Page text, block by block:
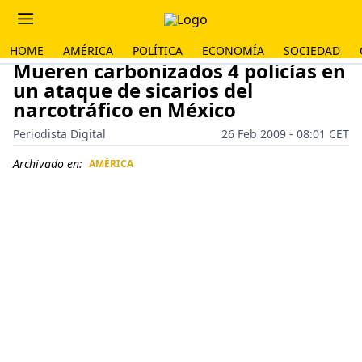
HOME AMÉRICA POLÍTICA ECONOMÍA SOCIEDAD
Mueren carbonizados 4 policías en
un ataque de sicarios del
narcotráfico en México
Periodista Digital
26 Feb 2009 - 08:01 CET
Archivado en: AMÉRICA